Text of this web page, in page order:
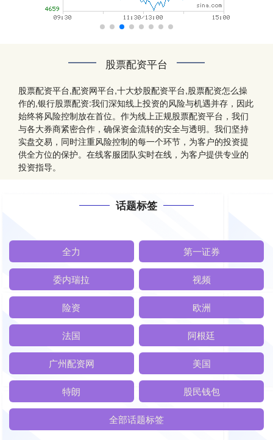
股票配资平台
股票配资平台,配资网平台,十大炒股配资平台,股票配资怎么操
作的,银行股票配资:我们深知线上投资的风险与机遇并存，因此
始终将风险控制放在首位。作为线上正规股票配资平台，我们
与各大券商紧密合作，确保资金流转的安全与透明。我们坚持
实盘交易，同时注重风险控制的每一个环节，为客户的投资提
供全方位的保护。在线客服团队实时在线，为客户提供专业的
投资指导。
话题标签
全力 第一证券
委内瑞拉 视频
险资 欧洲
法国 阿根廷
广州配资网 美国
特朗 股民钱包
全部话题标签